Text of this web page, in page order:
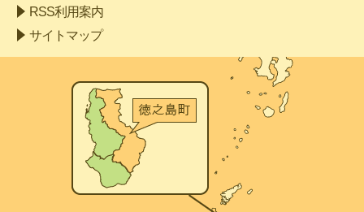
RSS利用案内
サイトマップ